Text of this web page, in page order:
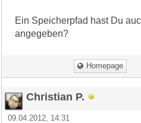
Ein Speicherpfad hast Du
angegeben?
Homepage
Christian P.
09.04.2012, 14:31